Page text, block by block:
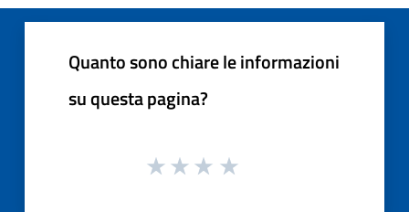
Quanto sono chiare le informazioni
su questa pagina?